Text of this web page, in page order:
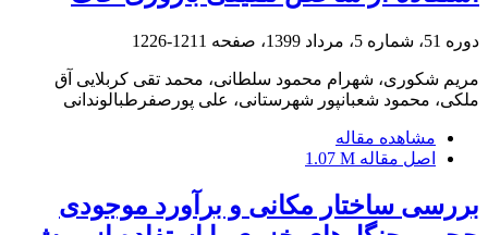
دوره 51، شماره 5، مرداد 1399، صفحه 1211-1226
مریم شکوری، شهرام محمود سلطانی، محمد تقی کربلایی آق
ملکی، محمود شعبانپور شهرستانی، علی پورصفرطبالوندانی
مشاهده مقاله
اصل مقاله 1.07 M
بررسی ساختار مکانی و برآورد موجودی